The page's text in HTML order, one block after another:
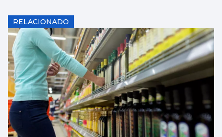
RELACIONADO